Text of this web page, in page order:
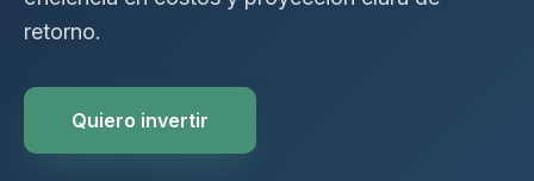
retorno.
Quiero invertir